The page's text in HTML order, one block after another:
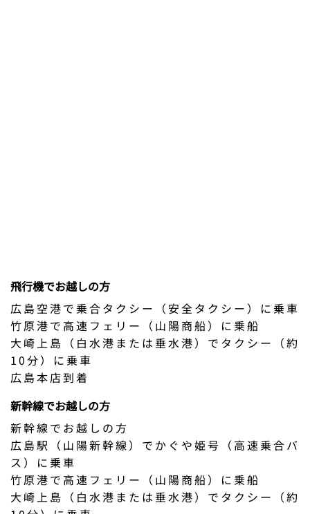
飛行機でお越しの方
広島空港で乗合タクシー（安全タクシー）に乗車
竹原港で高速フェリー（山陽商船）に乗船
大崎上島（白水港または垂水港）でタクシー（約
10分）に乗車
広島本店到着
新幹線でお越しの方
新幹線でお越しの方
広島駅（山陽新幹線）でかぐや姫号（高速乗合バ
ス）に乗車
竹原港で高速フェリー（山陽商船）に乗船
大崎上島（白水港または垂水港）でタクシー（約